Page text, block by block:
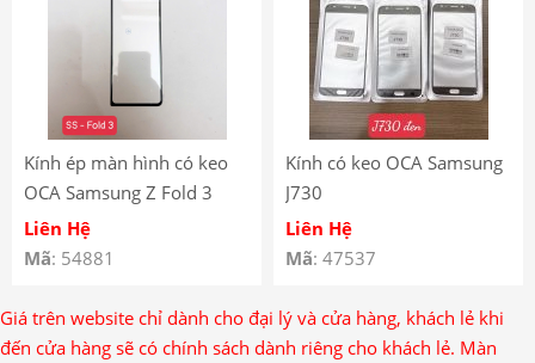
Kính ép màn hình có keo
OCA Samsung Z Fold 3
Liên Hệ
Mã: 54881
Kính có keo OCA Samsung
J730
Liên Hệ
Mã: 47537
Giá trên website chỉ dành cho đại lý và cửa hàng, khách lẻ khi
đến cửa hàng sẽ có chính sách dành riêng cho khách lẻ. Màn